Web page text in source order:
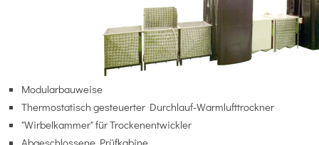
Modularbauweise
Thermostatisch gesteuerter Durchlauf-Warmlufttrockner
"Wirbelkammer" für Trockenentwickler